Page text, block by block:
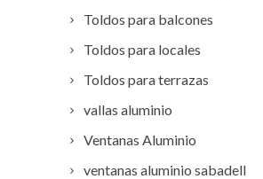
Toldos para balcones
Toldos para locales
Toldos para terrazas
vallas aluminio
Ventanas Aluminio
ventanas aluminio sabadell